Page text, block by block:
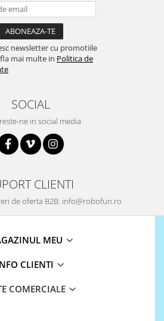
newsletter cu promotiile
mai multe in Politica de
SOCIAL
ne in social media
CLIENTI
de oferta B2B: info@robofun.ro
MEU
CLIENTI
COMERCIALE